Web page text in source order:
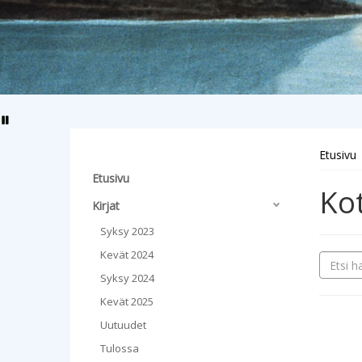
Etusivu
Kirjat
Syksy 2023
Kevät 2024
Syksy 2024
Kevät 2025
Uutuudet
Tulossa
Etusivu